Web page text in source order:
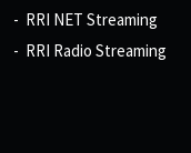
RRI NET Streaming
RRI Radio Streaming